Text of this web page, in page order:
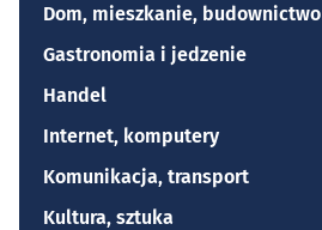
Dom, mieszkanie, budownictwo
Gastronomia i jedzenie
Handel
Internet, komputery
Komunikacja, transport
Kultura, sztuka